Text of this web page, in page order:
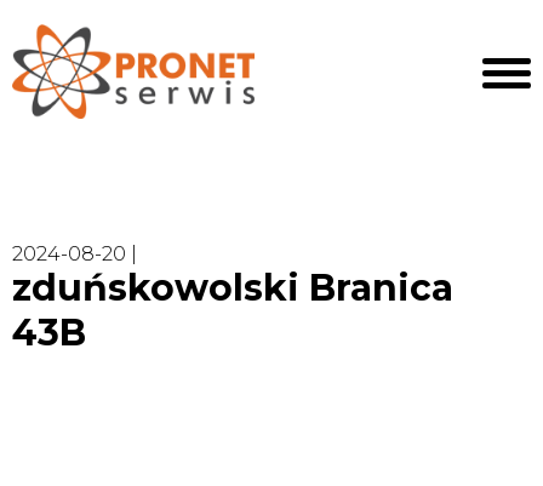
2024-08-20 |
zduńskowolski Branica
43B